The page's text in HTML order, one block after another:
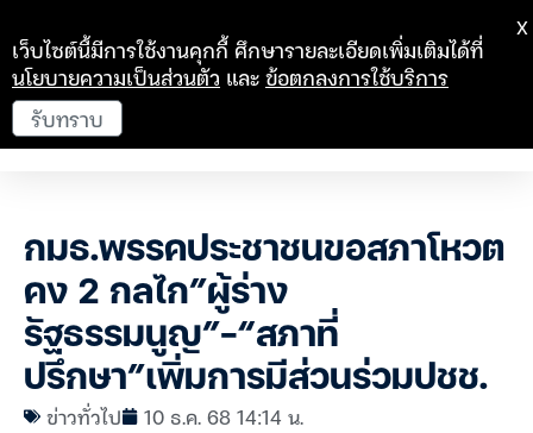
กมธ.พรรคประชาชนขอสภาโหวต
คง 2 กลไก”ผู้ร่าง
รัฐธรรมนูญ”-“สภาที่
ปรึกษา”เพิ่มการมีส่วนร่วมปชช.
ข่าวทั่วไป 10 ธ.ค. 68 14:14 น.
เว็บไซต์นี้มีการใช้งานคุกกี้ ศึกษารายละเอียดเพิ่มเติมได้ที่
นโยบายความเป็นส่วนตัว และข้อตกลงการใช้บริการ
รับทราบ
X